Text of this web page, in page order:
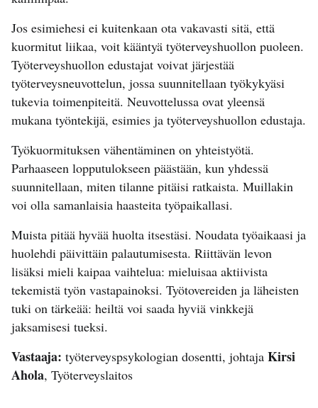
Jos esimiehesi ei kuitenkaan ota vakavasti sitä, että
kuormitut liikaa, voit kääntyä työterveyshuollon puoleen.
Työterveyshuollon edustajat voivat järjestää
työterveysneuvottelun, jossa suunnitellaan työkykyäsi
tukevia toimenpiteitä. Neuvottelussa ovat yleensä
mukana työntekijä, esimies ja työterveyshuollon edustaja.
Työkuormituksen vähentäminen on yhteistyötä.
Parhaaseen lopputulokseen päästään, kun yhdessä
suunnitellaan, miten tilanne pitäisi ratkaista. Muillakin
voi olla samanlaisia haasteita työpaikallasi.
Muista pitää hyvää huolta itsestäsi. Noudata työaikaasi ja
huolehdi päivittäin palautumisesta. Riittävän levon
lisäksi mieli kaipaa vaihtelua: mieluisaa aktiivista
tekemistä työn vastapainoksi. Työtovereiden ja läheisten
tuki on tärkeää: heiltä voi saada hyviä vinkkejä
jaksamisesi tueksi.
Vastaaja: työterveyspsykologian dosentti, johtaja Kirsi
Ahola, Työterveyslaitos